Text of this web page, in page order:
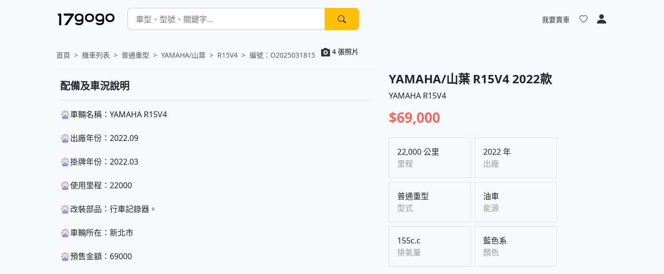
我要賣車
首頁 機車列表 普通重型 YAMAHA/山葉 R15V4 編號： O202503181557235894 張照片
配備及車況說明
🎡車輛名稱：YAMAHA R15V4
🎡出廠年份：2022.09
🎡掛牌年份：2022.03
🎡使用里程：22000
🎡改裝部品：行車記錄器。
🎡車輛所在：新北市
🎡預售金額：69000
YAMAHA/山葉 R15V4 2022款
YAMAHA R15V4
$69,000
22,000 公里
里程
2022 年
出廠
普通重型
型式
油車
能源
155c.c
排氣量
藍色系
顏色